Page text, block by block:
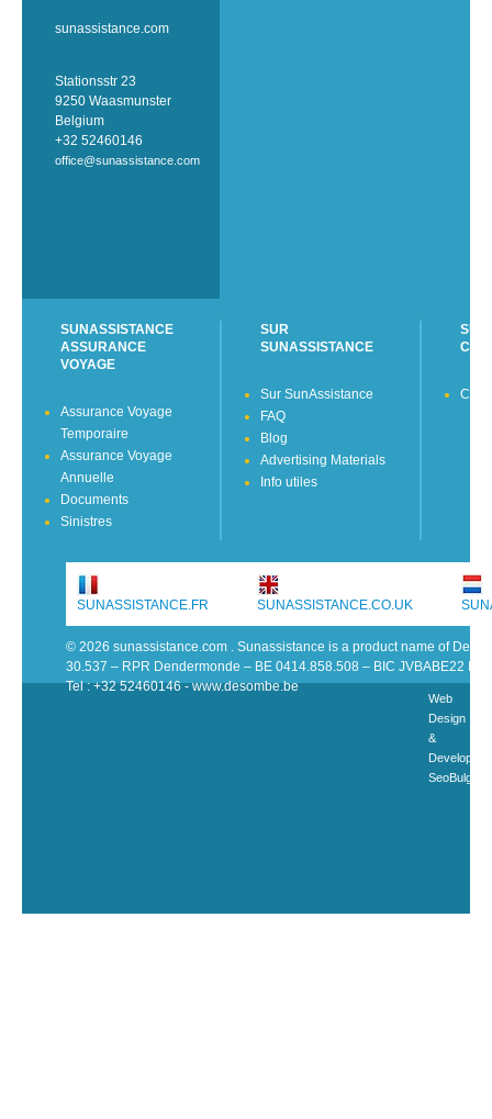
sunassistance.com
Stationsstr 23
9250 Waasmunster
Belgium
+32 52460146
office@sunassistance.com
SUNASSISTANCE
ASSURANCE
VOYAGE
Assurance Voyage
Temporaire
Assurance Voyage
Annuelle
Documents
Sinistres
SUR
SUNASSISTANCE
Sur SunAssistance
FAQ
Blog
Advertising Materials
Info utiles
SUNASSISTANCE.FR SUNASSISTANCE.CO.UK
© 2026 sunassistance.com . Sunassistance is a product name of De
30.537 – RPR Dendermonde – BE 0414.858.508 – BIC JVBABE22
Tel : +32 52460146 - www.desombe.be
Web
Design
&